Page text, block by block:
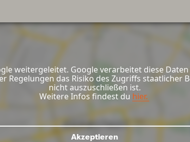
weitergeleitet. Google verarbeitet diese
das Risiko des Zugriffs
nicht auszuschließen ist.
Weitere Infos findest du hier.
Akzeptieren